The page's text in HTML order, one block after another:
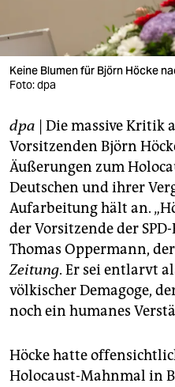
verlag
verlag
shop
fragen & hilfe
unterstützen
abo
genossenschaft
epaper login
Keine Blumen für Björn Höcke
Foto: dpa
dpa | Die massive Kritik
Vorsitzenden Björn
Äußerungen zum
Deutschen und ihrer
Aufarbeitung hält an.
der Vorsitzende der
Thomas Oppermann,
Zeitung. Er sei entlarvt
völkischer Demagoge,
noch ein humanes
Höcke hatte
Holocaust-Mahnmal in